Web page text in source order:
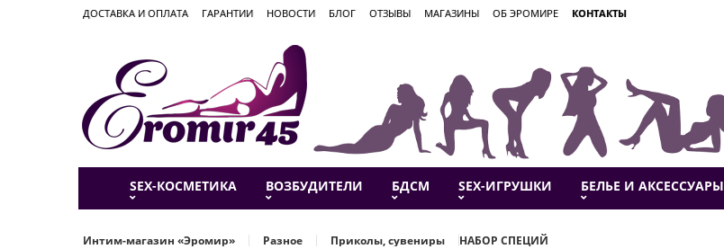
ДОСТАВКА И ОПЛАТА ГАРАНТИИ НОВОСТИ БЛОГ ОТЗЫВЫ МАГАЗИНЫ ОБ ЭРОМИРЕ КОНТАКТЫ
SEX-КОСМЕТИКА ВОЗБУДИТЕЛИ БДСМ SEX-ИГРУШКИ БЕЛЬЕ И АКСЕССУАРЫ
Интим-магазин «Эромир» Разное Приколы, сувениры НАБОР СПЕЦИЙ